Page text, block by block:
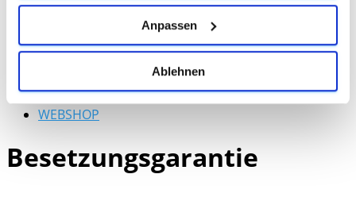
Anpassen
Ablehnen
Printmedien
Preise
Kontakt
WEBSHOP
Besetzungsgarantie